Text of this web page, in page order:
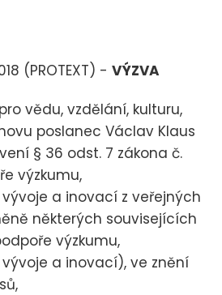
(PROTEXT) - VÝZVA
vědu, vzdělání, kulturu,
poslanec Václav Klaus
§ 36 odst. 7 zákona č.
výzkumu,
a inovací z veřejných
některých souvisejících
výzkumu,
a inovací), ve znění